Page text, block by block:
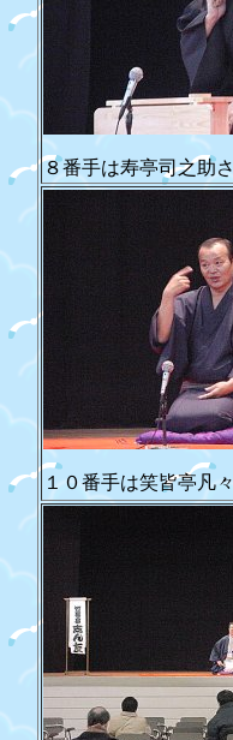
８番手は寿亭司之助
１０番手は笑皆亭凡